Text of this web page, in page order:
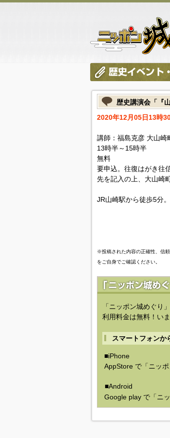
歴史講演会「『
2020年12月05日13時
講師：福島克彦 大山崎
13時半～15時半
無料
要申込。往復はがき往
先を記入の上、大山崎
JR山崎駅から徒歩5分
※投稿された内容の正確性、信
をご自身でご確認ください。
「ニッポン城めぐり
利用料金は無料！い
スマートフォンか
■iPhone
AppStore で「ニッポ
■Android
Google play で「ニ